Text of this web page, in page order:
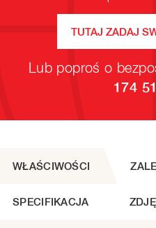
TUTAJ ZADAJ
Lub poproś o
174
WŁAŚCIWOŚCI
SPECIFIKACJA